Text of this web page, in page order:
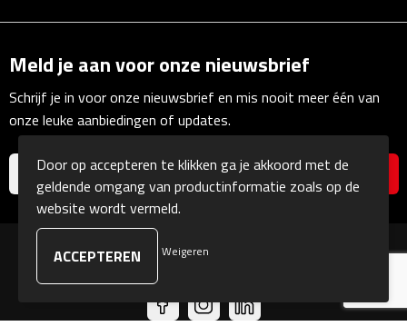
Multifunctionele schrijfmappen
Klemborden
Notitieboeken en Schriften
Memoboekjes
Unieke memo's
Meld je aan voor onze nieuwsbrief
Schrijf je in voor onze nieuwsbrief en mis nooit meer één van
onze leuke aanbiedingen of updates.
© Copyright Kranengeschenken 2026
Door op accepteren te klikken ga je akkoord met de
geldende omgang van productinformatie zoals op de
website wordt vermeld.
Weigeren